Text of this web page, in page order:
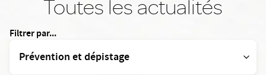
Toutes les actualités
Filtrer par...